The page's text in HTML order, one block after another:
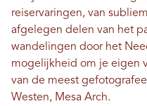
reiservaringen, van
afgelegen delen van het
wandelingen door het
mogelijkheid om je eigen
van de meest
Westen, Mesa Arch.